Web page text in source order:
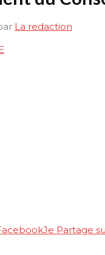
La redaction
Je Partage